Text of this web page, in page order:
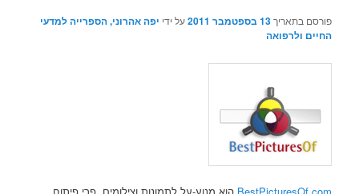
פורסם בתאריך13 בספטמבר 2011 על ידי יפה אהרוני, הספרייה למדעי
החיים ולרפואה